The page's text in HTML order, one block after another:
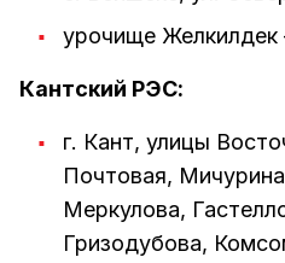
урочище Желкилдек
Кантский РЭС:
г. Кант, улицы
Почтовая,
Меркулова,
Гризодубова,